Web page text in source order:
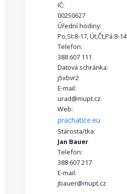
IČ:
00250627
Úřední hodiny:
Po,St:8-17, Út,Čt,Pá:8-14
Telefon:
388 607 111
Datová schránka:
j5xbvr2
E-mail:
urad@mupt.cz
Web:
prachatice.eu
Starosta/tka:
Jan Bauer
Telefon:
388 607 217
E-mail:
jbauer@mupt.cz